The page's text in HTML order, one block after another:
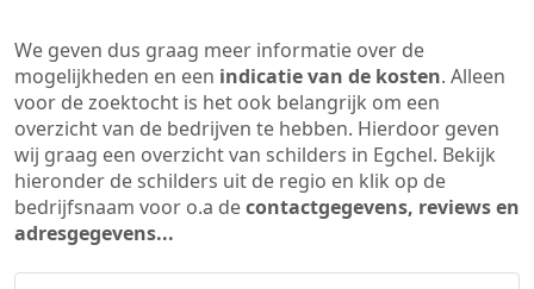
We geven dus graag meer informatie over de
mogelijkheden en een indicatie van de kosten. Alleen
voor de zoektocht is het ook belangrijk om een
overzicht van de bedrijven te hebben. Hierdoor geven
wij graag een overzicht van schilders in Egchel. Bekijk
hieronder de schilders uit de regio en klik op de
bedrijfsnaam voor o.a decontactgegevens, reviews en
adresgegevens...